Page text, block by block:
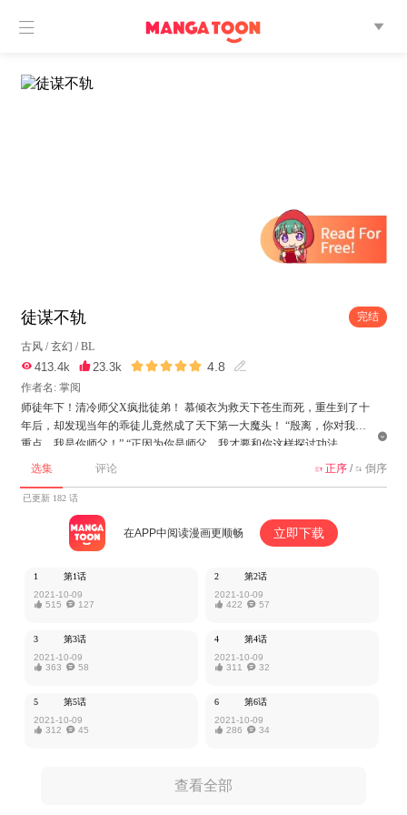
 
徒谋不轨 完结
古风 /玄幻 /BL
 413.4k  23.3k  4.8 
作者名: 掌阅
师徒年下！清冷师父X疯批徒弟！ 慕倾衣为救天下苍生而死，重生到了十
年后，却发现当年的乖徒儿竟然成了天下第一大魔头！ “殷离，你对我尊
重点，我是你师父！” “正因为你是师父，我才要和你这样探讨功法
呢……”
该作品由掌阅授权MangaToon发布，内容仅为作者本人观点，不代表Mang
aToon所持立场。

选集 评论  正序/  倒序
已更新 182 话
在APP中阅读漫画更顺畅 立即下载
1
第1话
2021-10-09
 515 127
2
第2话
2021-10-09
 422 57
3
第3话
2021-10-09
 363 58
4
第4话
2021-10-09
 311 32
5
第5话
2021-10-09
 312 45
6
第6话
2021-10-09
 286 34
查看全部